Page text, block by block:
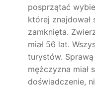
posprzątać
której znajdował
zamknięta.
miał 56 lat.
turystów.
mężczyzna miał
doświadczenie,